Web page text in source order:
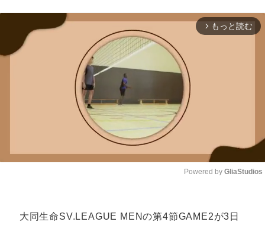
arrow_forward_ios もっと読む
Powered by GliaStudios
大同生命SV.LEAGUE MENの第4節GAME2が3日